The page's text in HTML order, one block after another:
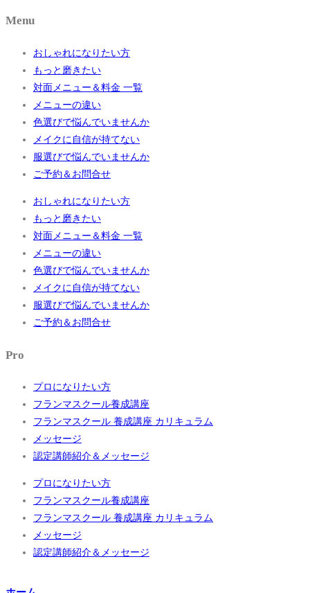
Menu
おしゃれになりたい方
もっと磨きたい
対面メニュー＆料金 一覧
メニューの違い
色選びで悩んでいませんか
メイクに自信が持てない
服選びで悩んでいませんか
ご予約＆お問合せ
おしゃれになりたい方
もっと磨きたい
対面メニュー＆料金 一覧
メニューの違い
色選びで悩んでいませんか
メイクに自信が持てない
服選びで悩んでいませんか
ご予約＆お問合せ
Pro
プロになりたい方
フランマスクール養成講座
フランマスクール 養成講座 カリキュラム
メッセージ
認定講師紹介＆メッセージ
プロになりたい方
フランマスクール養成講座
フランマスクール 養成講座 カリキュラム
メッセージ
認定講師紹介＆メッセージ